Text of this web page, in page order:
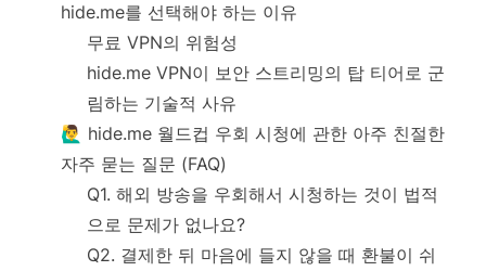
hide.me를 선택해야 하는 이유
무료 VPN의 위험성
hide.me VPN이 보안 스트리밍의 탑 티어로 군
림하는 기술적 사유
🙋‍♂️ hide.me 월드컵 우회 시청에 관한 아주 친절한
자주 묻는 질문 (FAQ)
Q1. 해외 방송을 우회해서 시청하는 것이 법적
으로 문제가 없나요?
Q2. 결제한 뒤 마음에 들지 않을 때 환불이 쉬